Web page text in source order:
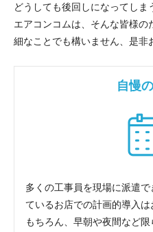
どうしても後回しになってし
エアコンコムは、そんな皆様
細なことでも構いません、是非
自慢
多くの工事員を現場に派遣
ているお店での計画的導入
もちろん、早朝や夜間など